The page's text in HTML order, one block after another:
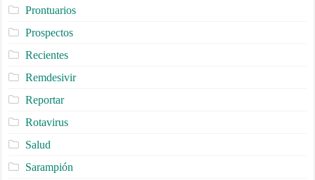
Prontuarios
Prospectos
Recientes
Remdesivir
Reportar
Rotavirus
Salud
Sarampión